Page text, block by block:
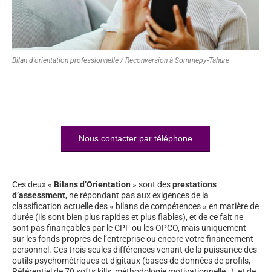
Bilan d'orientation professionnelle / Reconversion à Sommepy-Tahure
Nous contacter par téléphone
Ces deux « Bilans d’Orientation » sont desprestations
d’assessment, ne répondant pas aux exigences de la
classification actuelle des « bilans de compétences » en matière de
durée (ils sont bien plus rapides et plus fiables), et de ce fait ne
sont pas finançables par le CPF ou les OPCO, mais uniquement
sur les fonds propres de l’entreprise ou encore votre financement
personnel. Ces trois seules différences venant de la puissance des
outils psychométriques et digitaux (bases de données de profils,